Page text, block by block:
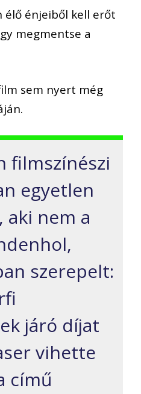
élő énjeiből kell erőt
megmentse a
sem nyert még
filmszínészi
egyetlen
nem a
szerepelt:
járó díjat
vihette
című